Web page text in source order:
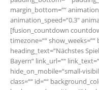
margin_bottom=““
animation_speed=“0.3″
[fusion_countdown
timezone=““ show_weeks=““
heading_text=“Nächstes
Bayern“ link_url=““
hide_on_mobile=“small-
class=““ id=““